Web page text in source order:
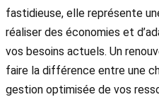
fastidieuse, elle représente
réaliser des économies et
vos besoins actuels. Un
faire la différence entre une
gestion optimisée de vos